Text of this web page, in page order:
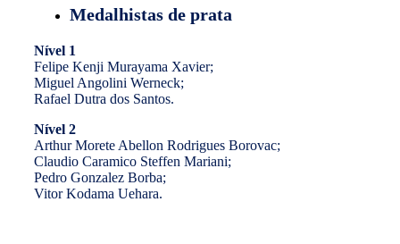
Medalhistas de prata
Nível 1
Felipe Kenji Murayama Xavier;
Miguel Angolini Werneck;
Rafael Dutra dos Santos.
Nível 2
Arthur Morete Abellon Rodrigues Borovac;
Claudio Caramico Steffen Mariani;
Pedro Gonzalez Borba;
Vitor Kodama Uehara.